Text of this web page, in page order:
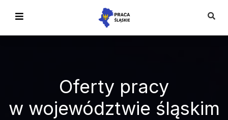
Oferty pracy
w województwie śląskim